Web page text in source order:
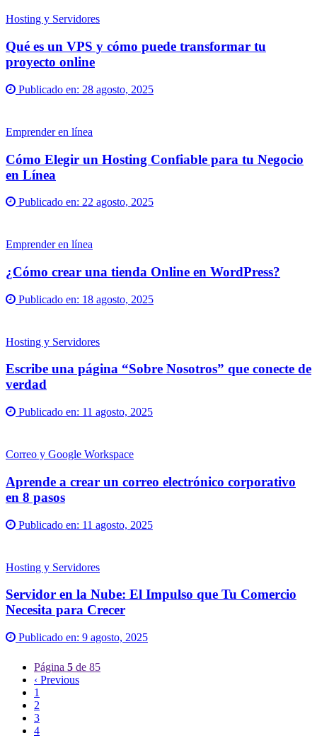
Hosting y Servidores
Qué es un VPS y cómo puede transformar tu
proyecto online
Publicado en: 28 agosto, 2025
Emprender en línea
Cómo Elegir un Hosting Confiable para tu Negocio
en Línea
Publicado en: 22 agosto, 2025
Emprender en línea
¿Cómo crear una tienda Online en WordPress?
Publicado en: 18 agosto, 2025
Hosting y Servidores
Escribe una página “Sobre Nosotros” que conecte de
verdad
Publicado en: 11 agosto, 2025
Correo y Google Workspace
Aprende a crear un correo electrónico corporativo
en 8 pasos
Publicado en: 11 agosto, 2025
Hosting y Servidores
Servidor en la Nube: El Impulso que Tu Comercio
Necesita para Crecer
Publicado en: 9 agosto, 2025
Página 5 de 85
‹ Previous
1
2
3
4